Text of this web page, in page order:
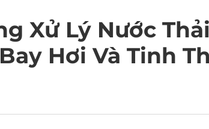
Xử Lý Nước
Hơi Và Tinh